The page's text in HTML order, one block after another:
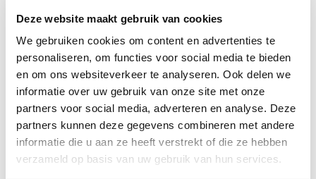
Deze website maakt gebruik van cookies
We gebruiken cookies om content en advertenties te
personaliseren, om functies voor social media te bieden
en om ons websiteverkeer te analyseren. Ook delen we
informatie over uw gebruik van onze site met onze
partners voor social media, adverteren en analyse. Deze
partners kunnen deze gegevens combineren met andere
informatie die u aan ze heeft verstrekt of die ze hebben
verzameld op basis van uw gebruik van hun services.